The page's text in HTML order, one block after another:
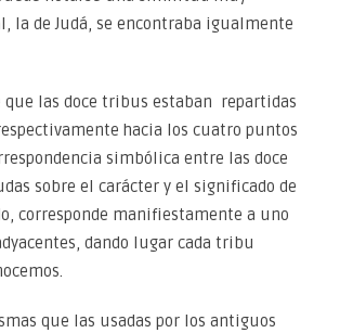
la de Judá, se encontraba igualmente
que las doce tribus estaban repartidas
hacia los cuatro puntos
simbólica entre las doce
sobre el carácter y el significado de
corresponde manifiestamente a uno
dando lugar cada tribu
que las usadas por los antiguos